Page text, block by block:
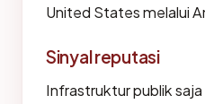
United States melalui
Sinyal reputasi
Infrastruktur publik